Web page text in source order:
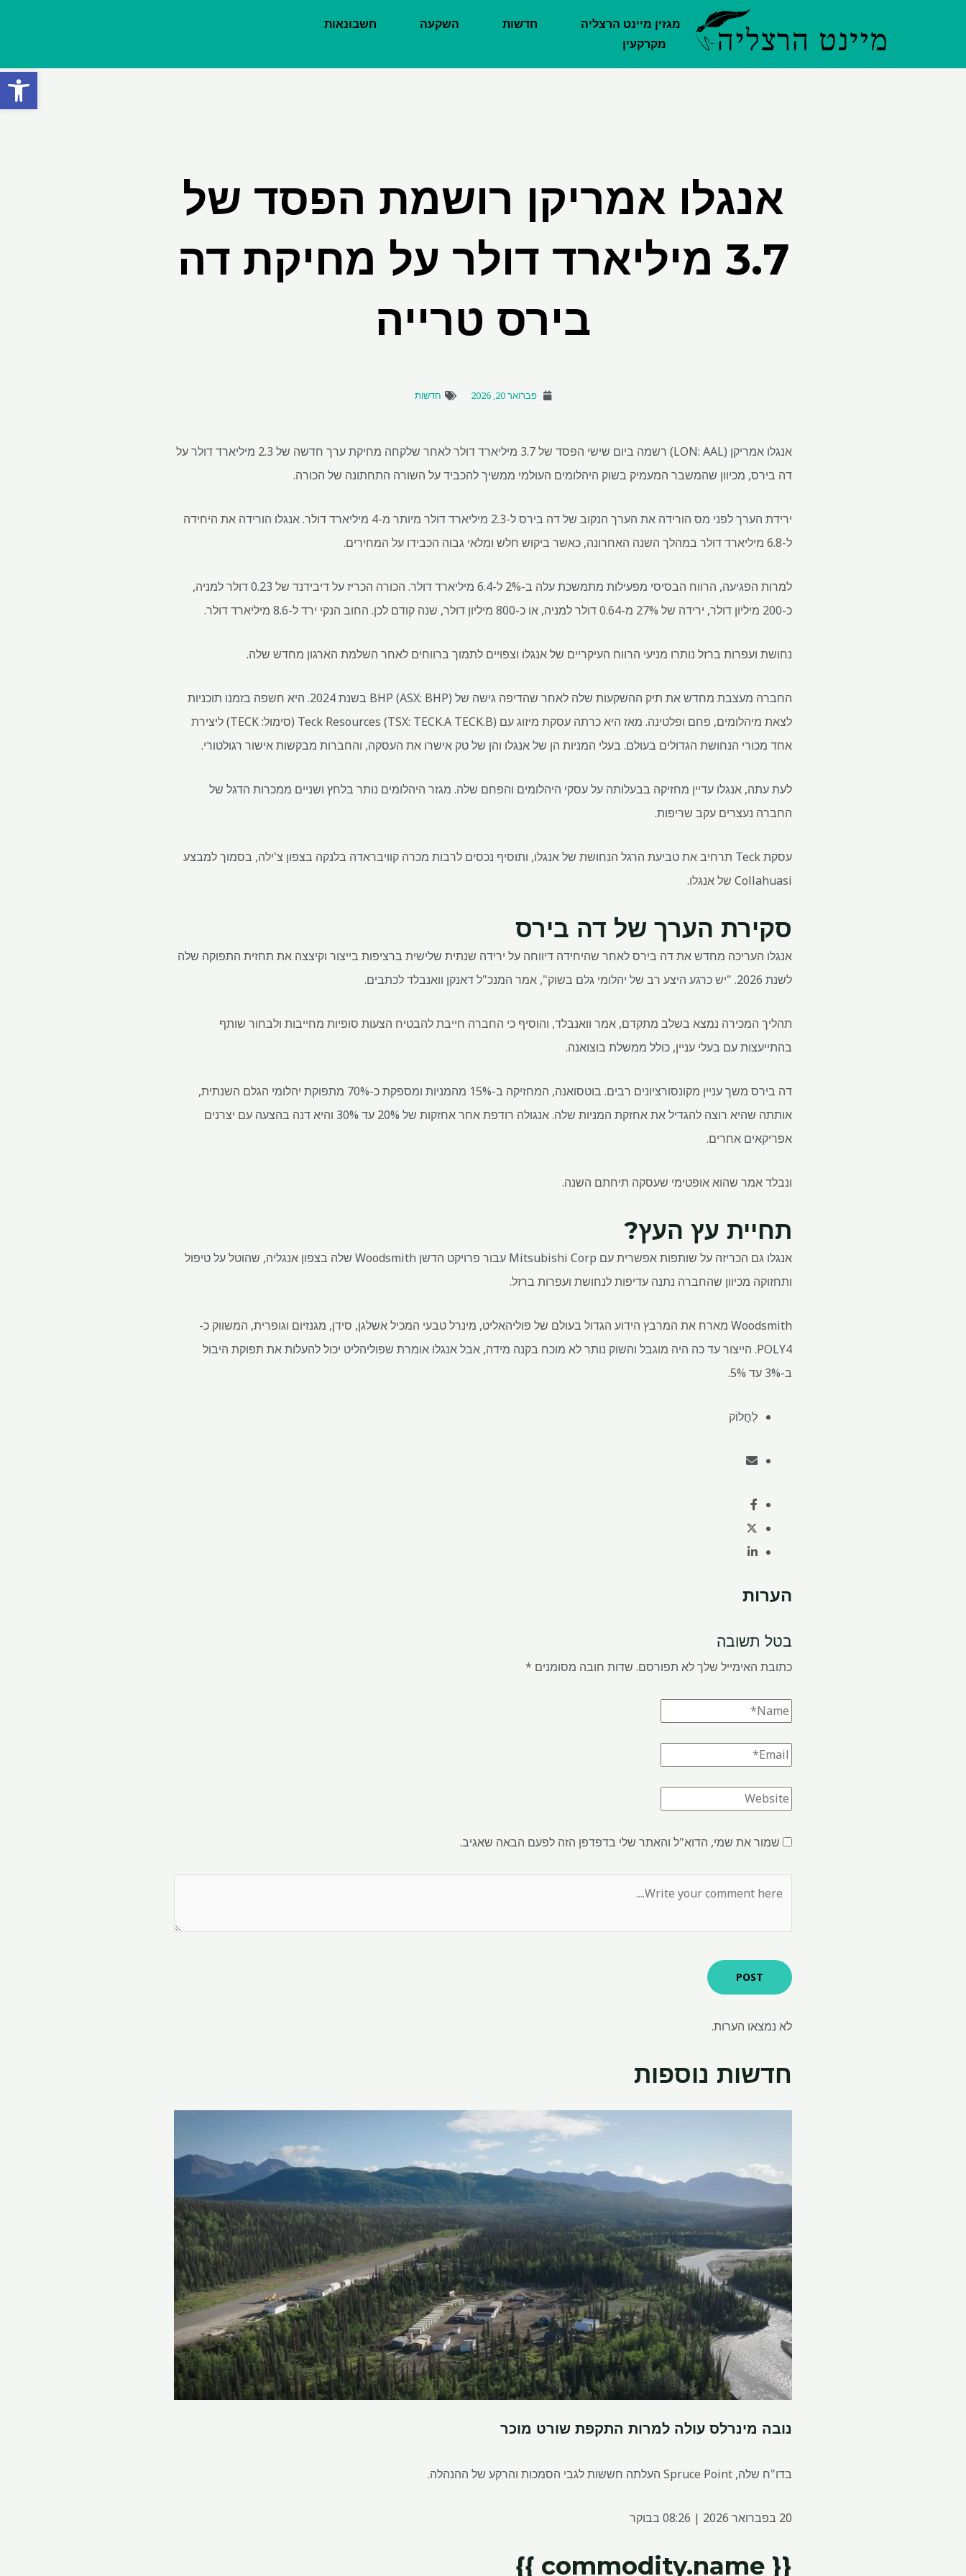
פתח
מגזין מיינט הרצליה חדשות השקעה
חשבונאות
מקרקעין
אנגלו אמריקן רושמת הפסד של
3.7 מיליארד דולר על מחיקת דה
בירס טרייה
פברואר 20, 2026 חדשות
אנגלו אמריקן (LON: AAL) רשמה ביום שישי הפסד של 3.7 מיליארד דולר לאחר שלקחה מחיקת ערך חדשה של 2.3 מיליארד דולר על
דה בירס, מכיוון שהמשבר המעמיק בשוק היהלומים העולמי ממשיך להכביד על השורה התחתונה של הכורה.
ירידת הערך לפני מס הורידה את הערך הנקוב של דה בירס ל-2.3 מיליארד דולר מיותר מ-4 מיליארד דולר. אנגלו הורידה את היחידה
ל-6.8 מיליארד דולר במהלך השנה האחרונה, כאשר ביקוש חלש ומלאי גבוה הכבידו על המחירים.
למרות הפגיעה, הרווח הבסיסי מפעילות מתמשכת עלה ב-2% ל-6.4 מיליארד דולר. הכורה הכריז על דיבידנד של 0.23 דולר למניה,
כ-200 מיליון דולר, ירידה של 27% מ-0.64 דולר למניה, או כ-800 מיליון דולר, שנה קודם לכן. החוב הנקי ירד ל-8.6 מיליארד דולר.
נחושת ועפרות ברזל נותרו מניעי הרווח העיקריים של אנגלו וצפויים לתמוך ברווחים לאחר השלמת הארגון מחדש שלה.
החברה מעצבת מחדש את תיק ההשקעות שלה לאחר שהדיפה גישה של BHP (ASX: BHP) בשנת 2024. היא חשפה בזמנו תוכניות
לצאת מיהלומים, פחם ופלטינה. מאז היא כרתה עסקת מיזוג עם Teck Resources (TSX: TECK.A TECK.B) (סימול: TECK) ליצירת
אחד מכורי הנחושת הגדולים בעולם. בעלי המניות הן של אנגלו והן של טק אישרו את העסקה, והחברות מבקשות אישור רגולטורי.
לעת עתה, אנגלו עדיין מחזיקה בבעלותה על עסקי היהלומים והפחם שלה. מגזר היהלומים נותר בלחץ ושניים ממכרות הדגל של
החברה נעצרים עקב שריפות.
עסקת Teck תרחיב את טביעת הרגל הנחושת של אנגלו, ותוסיף נכסים לרבות מכרה קוויבראדה בלנקה בצפון צ'ילה, בסמוך למבצע
Collahuasi של אנגלו.
סקירת הערך של דה בירס
אנגלו העריכה מחדש את דה בירס לאחר שהיחידה דיווחה על ירידה שנתית שלישית ברציפות בייצור וקיצצה את תחזית התפוקה שלה
לשנת 2026. "יש כרגע היצע רב של יהלומי גלם בשוק", אמר המנכ"ל דאנקן וואנבלד לכתבים.
תהליך המכירה נמצא בשלב מתקדם, אמר וואנבלד, והוסיף כי החברה חייבת להבטיח הצעות סופיות מחייבות ולבחור שותף
בהתייעצות עם בעלי עניין, כולל ממשלת בוצואנה.
דה בירס משך עניין מקונסורציונים רבים. בוטסואנה, המחזיקה ב-15% מהמניות ומספקת כ-70% מתפוקת יהלומי הגלם השנתית,
אותתה שהיא רוצה להגדיל את אחזקת המניות שלה. אנגולה רודפת אחר אחזקות של 20% עד 30% והיא דנה בהצעה עם יצרנים
אפריקאים אחרים.
ונבלד אמר שהוא אופטימי שעסקה תיחתם השנה.
תחיית עץ העץ?
אנגלו גם הכריזה על שותפות אפשרית עם Mitsubishi Corp עבור פרויקט הדשן Woodsmith שלה בצפון אנגליה, שהוטל על טיפול
ותחזוקה מכיוון שהחברה נתנה עדיפות לנחושת ועפרות ברזל.
Woodsmith מארח את המרבץ הידוע הגדול בעולם של פוליהאליט, מינרל טבעי המכיל אשלגן, סידן, מגנזיום וגופרית, המשווק כ-
POLY4. הייצור עד כה היה מוגבל והשוק נותר לא מוכח בקנה מידה, אבל אנגלו אומרת שפוליהליט יכול להעלות את תפוקת היבול
ב-3% עד 5%.
לַחֲלוֹק
הערות
בטל תשובה
כתובת האימייל שלך לא תפורסם. שדות חובה מסומנים *
שמור את שמי, הדוא"ל והאתר שלי בדפדפן הזה לפעם הבאה שאגיב.
לא נמצאו הערות.
חדשות נוספות
נובה מינרלס עולה למרות התקפת שורט מוכר
בדו"ח שלה, Spruce Point העלתה חששות לגבי הסמכות והרקע של ההנהלה.
20 בפברואר 2026 | 08:26 בבוקר
{{ commodity.name }}